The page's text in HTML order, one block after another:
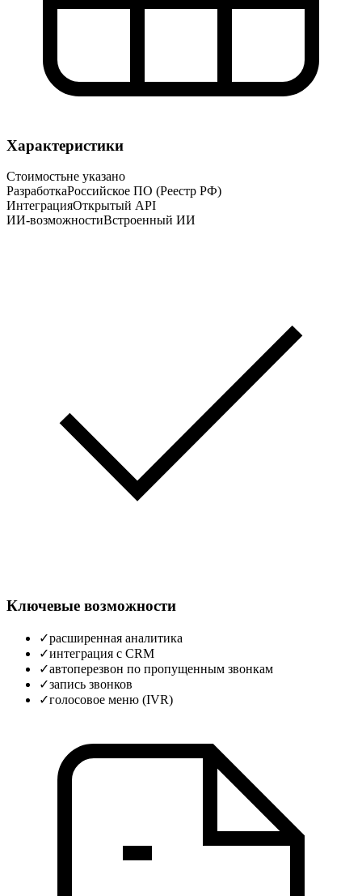
Характеристики
Стоимостьне указано
РазработкаРоссийское ПО (Реестр РФ)
ИнтеграцияОткрытый API
ИИ-возможностиВстроенный ИИ
Ключевые возможности
✓расширенная аналитика
✓интеграция с CRM
✓автоперезвон по пропущенным звонкам
✓запись звонков
✓голосовое меню (IVR)